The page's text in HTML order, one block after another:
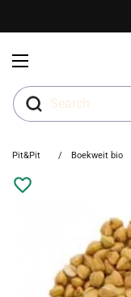
Search
Menu openen
Pit&Pit / Boekweit bio